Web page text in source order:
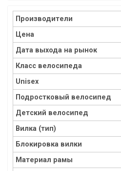
Производители
Цена
Дата выхода на рынок
Класс велосипеда
Unisex
Подростковый велосипед
Детский велосипед
Вилка (тип)
Блокировка вилки
Материал рамы